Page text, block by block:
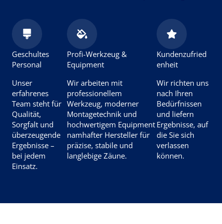
Geschultes
Personal
Unser
erfahrenes
Team steht für
Qualität,
Sorgfalt und
überzeugende
Ergebnisse –
bei jedem
Einsatz.
Profi-Werkzeug &
Equipment
Wir arbeiten mit
professionellem
Werkzeug, moderner
Montagetechnik und
hochwertigem Equipment
namhafter Hersteller für
präzise, stabile und
langlebige Zäune.
Kundenzufried
enheit
Wir richten uns
nach Ihren
Bedürfnissen
und liefern
Ergebnisse, auf
die Sie sich
verlassen
können.